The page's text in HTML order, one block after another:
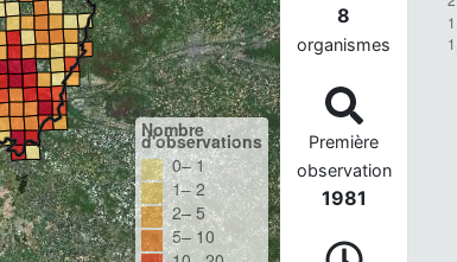
Nombre
d'observations
0– 1
1– 2
2– 5
5– 10
8
organismes
Première
observation
1981